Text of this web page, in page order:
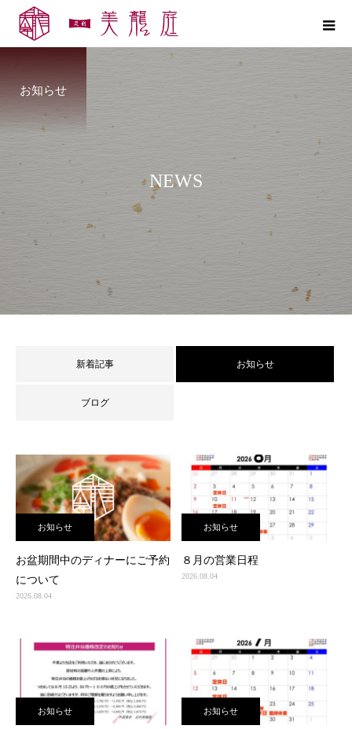
お知らせ
NEWS
新着記事 お知らせ
ブログ
お知らせ
お盆期間中のディナーにご予約
について
2026.08.04
お知らせ
８月の営業日程
2026.08.04
お知らせ お知らせ